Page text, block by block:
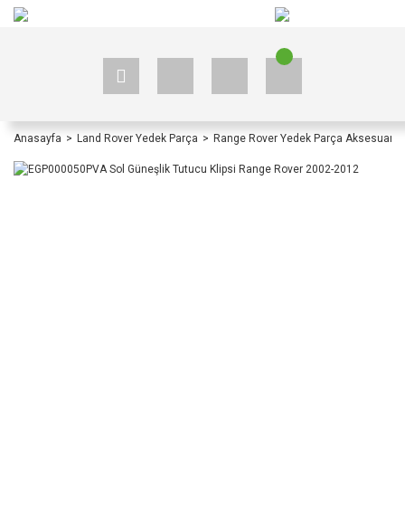
Anasayfa Land Rover Yedek Parça Range Rover Yedek Parça Aksesuar